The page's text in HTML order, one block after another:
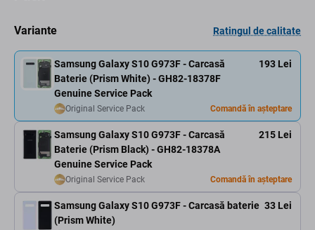
Variante Ratingul de calitate
Samsung Galaxy S10 G973F - Carcasă
Baterie (Prism White) - GH82-18378F
Genuine Service Pack
193 Lei
Original Service Pack Comandă în așteptare
Samsung Galaxy S10 G973F - Carcasă
Baterie (Prism Black) - GH82-18378A
Genuine Service Pack
215 Lei
Original Service Pack Comandă în așteptare
Samsung Galaxy S10 G973F - Carcasă baterie
(Prism White)
33 Lei